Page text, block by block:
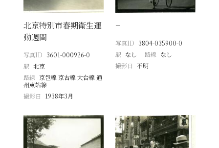
北京特別市春期衛生運
動週間
写真ID 3601-000926-0
駅 北京
路線 京包線 京古線 大台線 通
州東站線
撮影日
1938年3月
−
写真ID 3804-035900-0
駅 なし 路線 なし
撮影日 不明